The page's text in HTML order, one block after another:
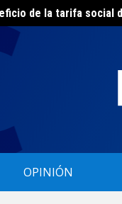
de la tarifa social
5,8% en junio
OPINIÓN